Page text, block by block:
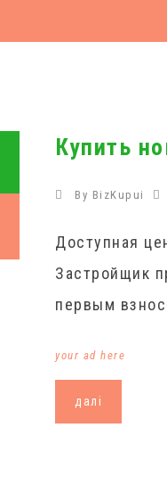
Купить
By BizKupui
Доступная
Застройщик
первым
your ad here
далі